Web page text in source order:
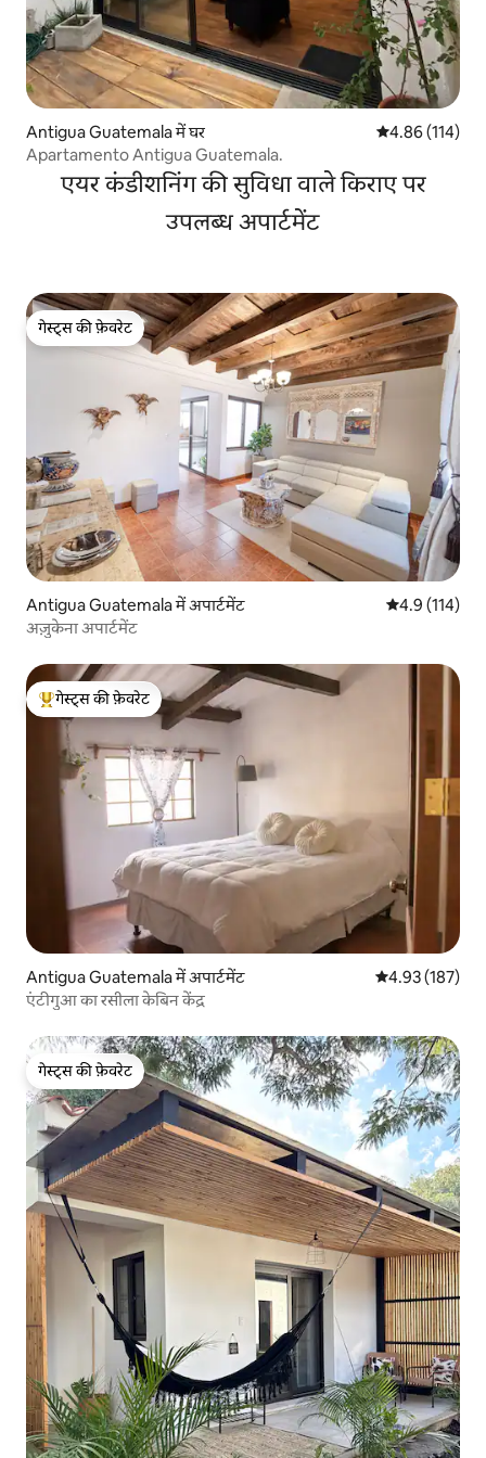
Antigua Guatemala में घर औसत रेटिंग 5 में से
4.86 (114)
Apartamento Antigua Guatemala.
एयर कंडीशनिंग की सुविधा वाले किराए पर
उपलब्ध अपार्टमेंट
गेस्ट्स की फ़ेवरेट
गेस्ट्स की फ़ेवरेट
Antigua Guatemala में अपार्टमेंट औसत रेटिंग 5 में
4.9 (114)
अज़ुकेना अपार्टमेंट
गेस्ट्स का टॉप फ़ेवरेट
गेस्ट्स की फ़ेवरेट
Antigua Guatemala में अपार्टमेंट औसत रेटिंग 5 में से
4.93 (187)
एंटीगुआ का रसीला केबिन केंद्र
गेस्ट्स की फ़ेवरेट
गेस्ट्स की फ़ेवरेट